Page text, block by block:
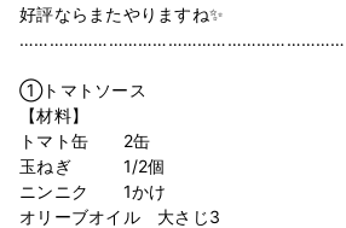
好評ならまたやりますね✨
①トマトソース
【材料】
トマト缶 2缶
玉ねぎ 1/2個
ニンニク 1かけ
オリーブオイル 大さじ3